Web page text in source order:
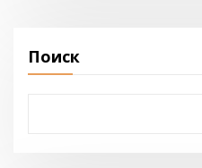
Поиск